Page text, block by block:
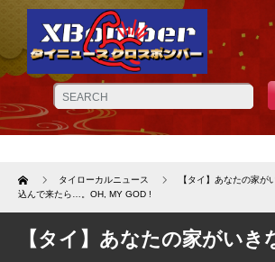
Home タイローカルニュース
【タイ】あなたの家が
込んで来たら…。OH, MY GOD !
【タイ】あなたの家がいき